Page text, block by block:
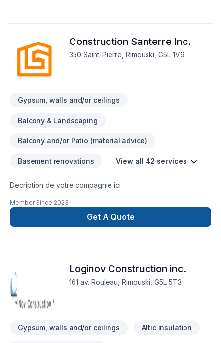
sur vos besoins et vos aspirations.Construction Santerre Inc.
350 Saint-Pierre, Rimouski, G5L 1V9
Gypsum, walls and/or ceilings
Balcony & Landscaping
Balcony and/or Patio (material advice)
Basement renovations View all 42 services
Decription de votre compagnie ici
Member Since 2023
Get A Quote
Loginov Construction inc.
161 av. Rouleau, Rimouski, G5L 5T3
Gypsum, walls and/or ceilings Attic insulation